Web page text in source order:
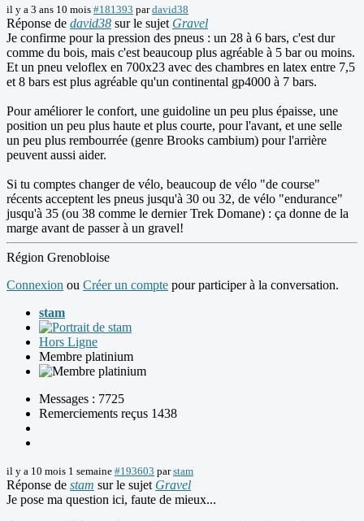
il y a 3 ans 10 mois #181393 pardavid38
Réponse de david38 sur le sujet Gravel
Je confirme pour la pression des pneus : un 28 à 6 bars, c'est dur
comme du bois, mais c'est beaucoup plus agréable à 5 bar ou moins.
Et un pneu veloflex en 700x23 avec des chambres en latex entre 7,5
et 8 bars est plus agréable qu'un continental gp4000 à 7 bars.
Pour améliorer le confort, une guidoline un peu plus épaisse, une
position un peu plus haute et plus courte, pour l'avant, et une selle
un peu plus rembourrée (genre Brooks cambium) pour l'arrière
peuvent aussi aider.
Si tu comptes changer de vélo, beaucoup de vélo "de course"
récents acceptent les pneus jusqu'à 30 ou 32, de vélo "endurance"
jusqu'à 35 (ou 38 comme le dernier Trek Domane) : ça donne de la
marge avant de passer à un gravel!
Région Grenobloise
Connexion ou Créer un compte pour participer à la conversation.
stam
Hors Ligne
Membre platinium
Messages : 7725
Remerciements reçus 1438
il y a 10 mois 1 semaine #193603 parstam
Réponse de stam sur le sujet Gravel
Je pose ma question ici, faute de mieux...